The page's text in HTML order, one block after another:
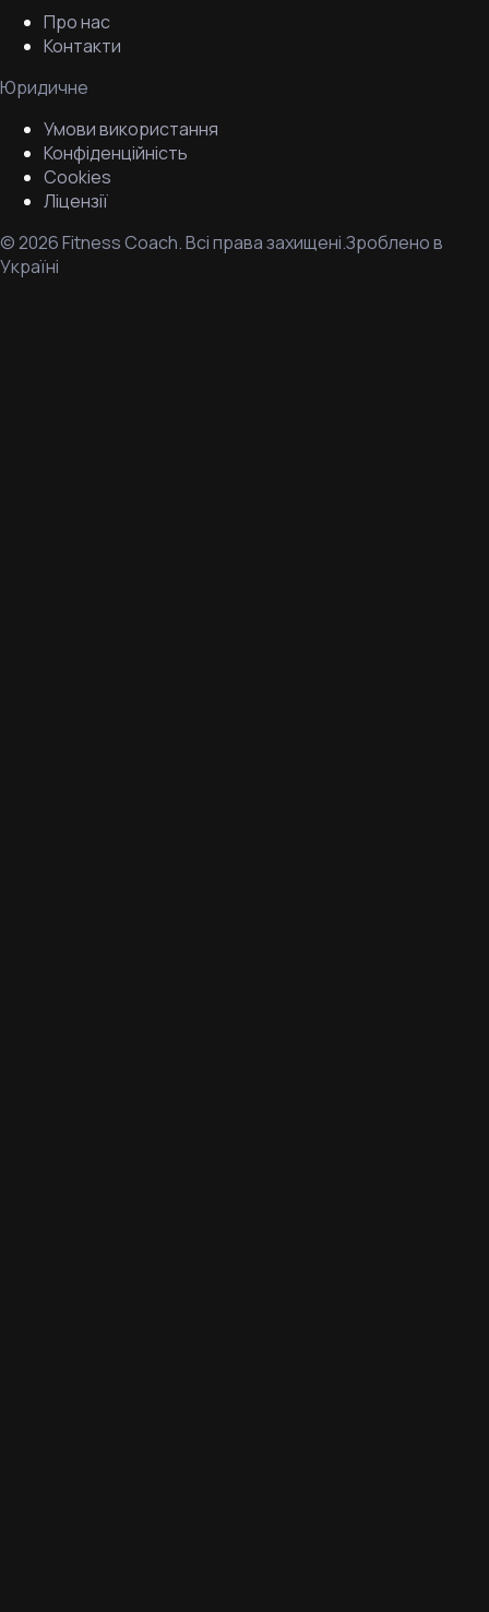
Про нас
Контакти
Юридичне
Умови використання
Конфіденційність
Cookies
Ліцензії
©2026Fitness Coach.Всі права захищені.Зроблено в
Україні